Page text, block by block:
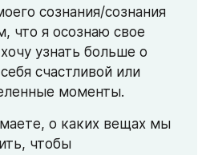
сознания/сознания
что я осознаю свое
узнать больше о
счастливой или
моменты.
о каких вещах мы
чтобы